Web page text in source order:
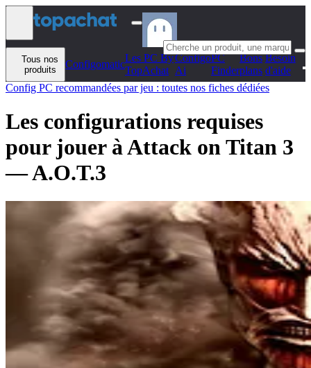
Aller au contenu
Tous nos
produits
Configomatic
Les PC By
TopAchat
Configo
Ai
PC
Finder
Bons
plans
Besoin
d'aide
Config PC recommandées par jeu : toutes nos fiches dédiées
Les configurations requises
pour jouer à Attack on Titan 3
— A.O.T.3